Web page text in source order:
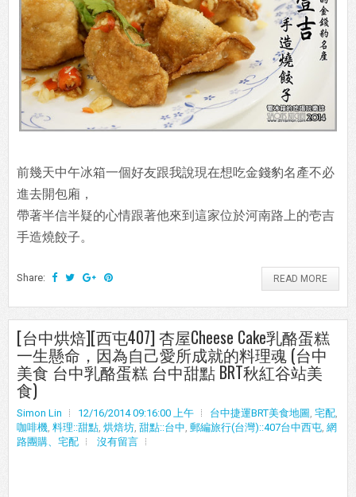
前幾天中午冰箱一個好友跟我說現在想吃金錢豹名產不必
進去開包廂，
帶著半信半疑的心情跟著他來到這家位於河南路上的壱吉
手造燒餃子。
Share: READ MORE
[台中烘焙][西屯407] 杏屋Cheese Cake乳酪蛋糕
一生懸命，因為自己愛所成就的料理魂 (台中
美食 台中乳酪蛋糕 台中甜點 BRT秋紅谷站美
食)
Simon Lin 12/16/2014 09:16:00 上午 台中捷運BRT美食地圖 , 宅配,
咖啡機, 料理::甜點, 烘焙坊, 甜點::台中, 郵編旅行(台灣)::407台中西屯, 網
路團購、宅配
沒有留言